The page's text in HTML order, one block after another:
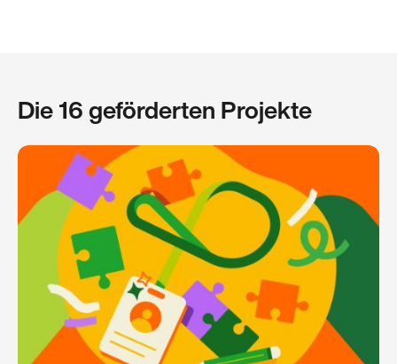
Die 16 geförderten Projekte